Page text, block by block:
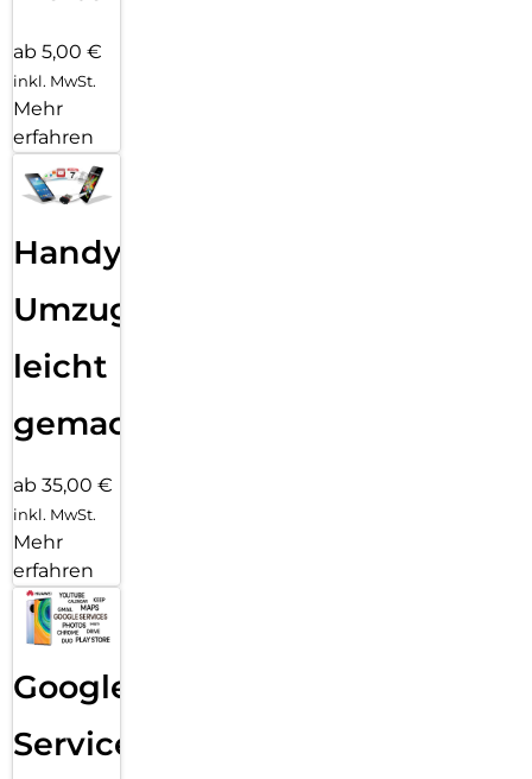
ab 5,00 €
inkl. MwSt.
Mehr
erfahren
Handy
Umzug
leicht
gemacht!
ab 35,00 €
inkl. MwSt.
Mehr
erfahren
Google
Services